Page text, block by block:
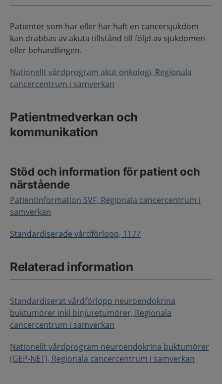
Patienter som har eller har haft en cancersjukdom
kan drabbas av akuta tillstånd till följd av sjukdomen
eller behandlingen.
Nationellt vårdprogram akut onkologi, Regionala
cancercentrum i samverkan
Patientmedverkan och
kommunikation
Stöd och information för patient och
närstående
Patientinformation SVF, Regionala cancercentrum i
samverkan
Standardiserade vårdförlopp, 1177
Relaterad information
Standardiserat vårdförlopp neuroendokrina
buktumörer inkl binjuretumörer, Regionala
cancercentrum i samverkan
Nationellt vårdprogram neuroendokrina buktumörer
(GEP-NET), Regionala cancercentrum i samverkan